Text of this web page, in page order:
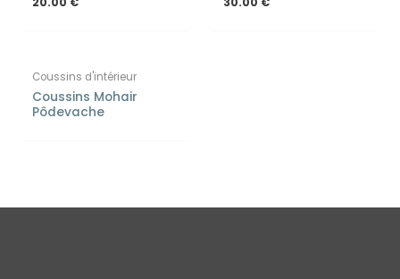
Coussins d'intérieur
Coussins Mohair
Pôdevache